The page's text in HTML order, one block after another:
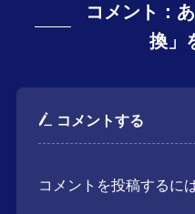
コメント：
換」
コメントする
コメントを投稿するに